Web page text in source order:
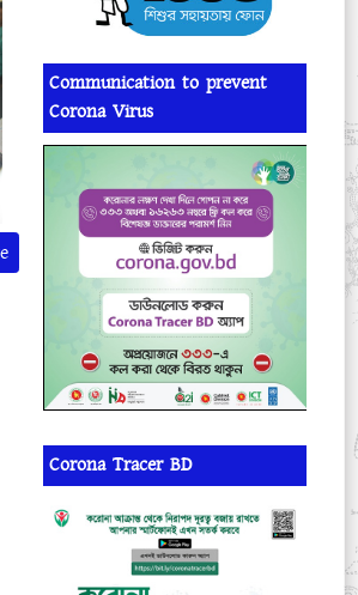
Communication to prevent
Corona Virus
Corona Tracer BD